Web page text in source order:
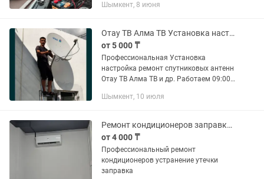
Шымкент, 8 июня
Отау ТВ Алма ТВ Установка настройка ремонт спутниковых антенн
от 5 000 ₸
Профессиональная Установка
настройка ремонт спутниковых антенн
Отау ТВ Алма ТВ и др. Работаем 09:00-
Шымкент, 10 июля
Ремонт кондиционеров заправка фреона
от 4 000 ₸
Профессиональный ремонт
кондиционеров устранение утечки
заправка